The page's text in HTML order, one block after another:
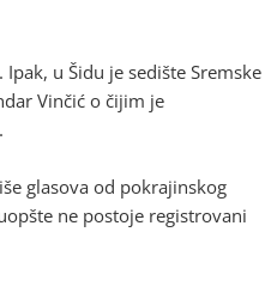
u Šidu je sedište Sremske
Vinčić o čijim je
glasova od pokrajinskog
ne postoje registrovani